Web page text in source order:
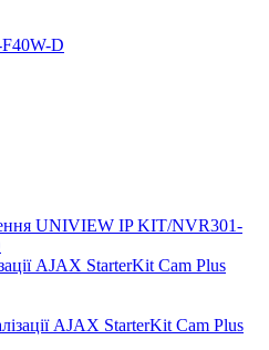
D
AJAX StarterKit Cam Plus